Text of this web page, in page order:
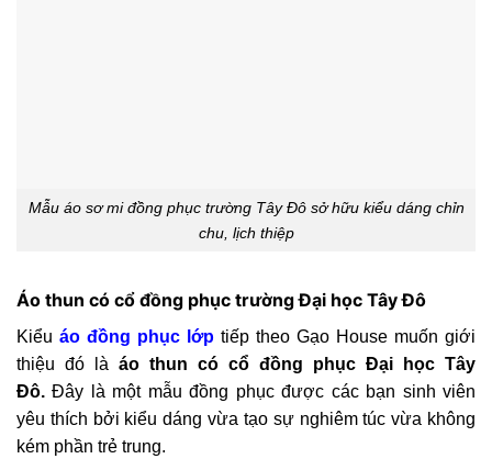
Mẫu áo sơ mi đồng phục trường Tây Đô sở hữu kiểu dáng chỉn
chu, lịch thiệp
Áo thun có cổ đồng phục trường Đại học Tây Đô
Kiểu áo đồng phục lớp tiếp theo Gạo House muốn giới
thiệu đó là áo thun có cổ đồng phục Đại học Tây
Đô. Đây là một mẫu đồng phục được các bạn sinh viên
yêu thích bởi kiểu dáng vừa tạo sự nghiêm túc vừa không
kém phần trẻ trung.